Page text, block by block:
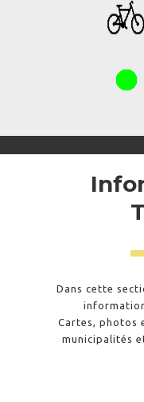
Dans cette
Cartes, photos
municipalités